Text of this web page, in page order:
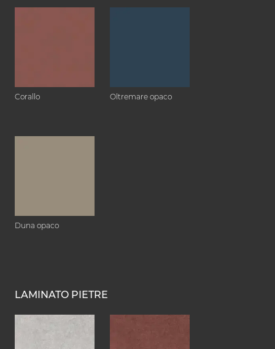
Corallo Oltremare opaco
Duna opaco
LAMINATO PIETRE